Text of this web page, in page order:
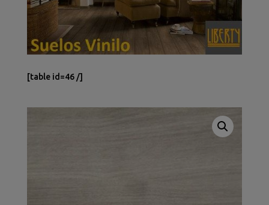
[table id=46 /]